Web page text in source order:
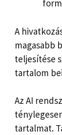
A
magasabb
teljesítése
tartalom
Az AI
tartalmat.